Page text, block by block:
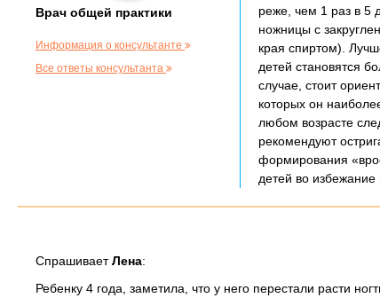
Врач общей практики
Информация о консультанте
Все ответы консультанта
реже, чем 1 раз в 5
ножницы с
края спиртом).
детей становятся
случае, стоит
которых он
любом возрасте
рекомендуют
формирования
детей во
СпрашиваетЛена:
Ребенку 4 года, заметила, что у него перестали расти